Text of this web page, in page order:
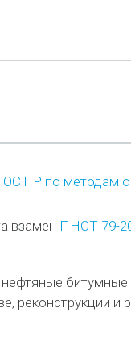
Р по методам
взамен ПНСТ 79-
нефтяные
реконструкции